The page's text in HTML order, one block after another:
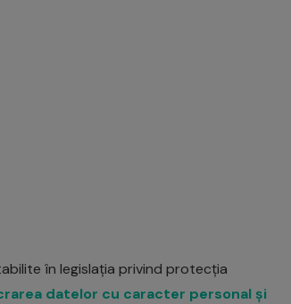
în legislația privind protecția
datelor cu caracter personal și